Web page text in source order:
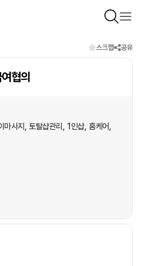
스크랩 공유
협의
마사지 토탈샵관리 1인샵 홈케어